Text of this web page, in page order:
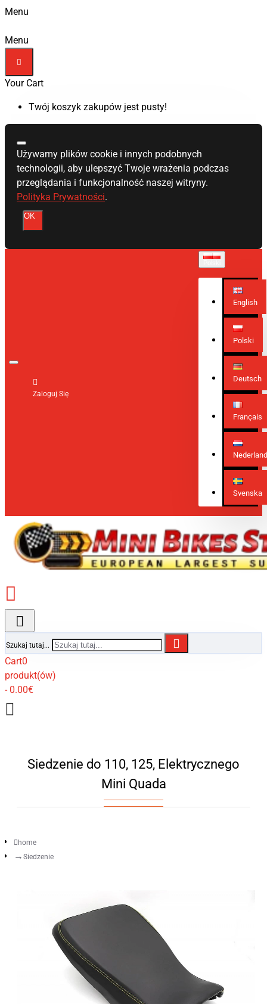
Menu
Menu
Your Cart
Twój koszyk zakupów jest pusty!
Używamy plików cookie i innych podobnych
technologii, aby ulepszyć Twoje wrażenia podczas
przeglądania i funkcjonalność naszej witryny.
Polityka Prywatności.
OK
Zaloguj Się
English
Polski
Deutsch
Français
Svenska
Szukaj tutaj...
Cart0
produkt(ów)
- 0.00€
Siedzenie do 110, 125, Elektrycznego
Mini Quada
home
Siedzenie